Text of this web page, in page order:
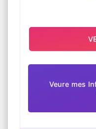
Veure mes